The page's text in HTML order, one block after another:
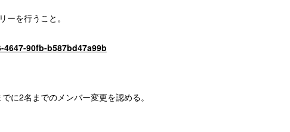
を行うこと。
90fb-b587bd47a99b
に2名までのメンバー変更を認める。